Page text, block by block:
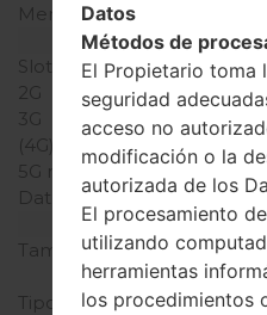
Memoria externa
Red
Slot de tarjeta
2G
3G
(4G) LTE
5G network
Datos
Tamaño de la pantalla
Tipo de Pantalla
Datos
Métodos de
El Propietario toma
seguridad
acceso no
modificación o la
autorizada de los
El procesamiento
utilizando
herramientas
los procedimientos